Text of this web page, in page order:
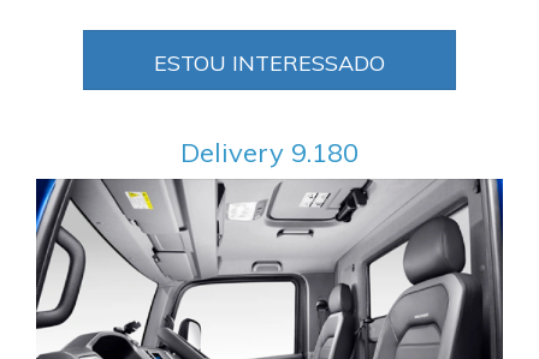
ESTOU INTERESSADO
Delivery 9.180
Anterior